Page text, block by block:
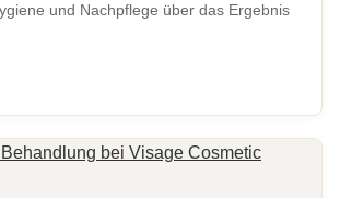
und Nachpflege über das Ergebnis